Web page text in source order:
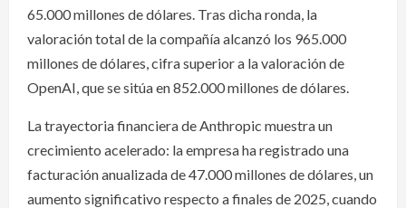
65.000 millones de dólares. Tras dicha ronda, la
valoración total de la compañía alcanzó los 965.000
millones de dólares, cifra superior a la valoración de
OpenAI, que se sitúa en 852.000 millones de dólares.
La trayectoria financiera de Anthropic muestra un
crecimiento acelerado: la empresa ha registrado una
facturación anualizada de 47.000 millones de dólares, un
aumento significativo respecto a finales de 2025, cuando